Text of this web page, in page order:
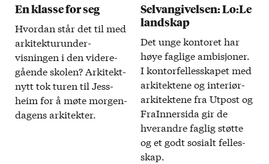
En klasse for seg
Hvordan står det til med
arkitektur­under­
visningen i den videre­
gående skolen? Arkitekt­
nytt tok turen til Jess­
heim for å møte morgen­
dagens arkitekter.
Selvangivelsen: Lo:Le
landskap
Det unge kontoret har
høye faglige ambisjoner.
I kontor­felles­skapet med
arkitektene og interiør­
arkitektene fra Utpost og
FraInnersida gir de
hverandre faglig støtte
og et godt sosialt felles­
skap.